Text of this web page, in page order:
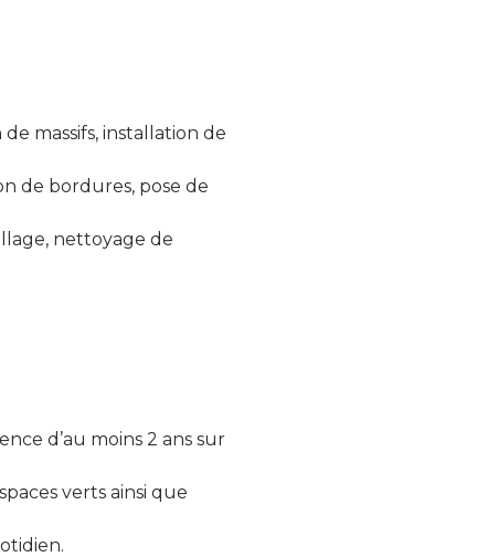
massifs, installation de
de bordures, pose de
nettoyage de
d’au moins 2 ans sur
verts ainsi que